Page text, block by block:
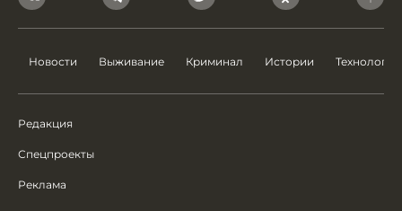
Новости Выживание Криминал Истории Технологии
Редакция
Спецпроекты
Реклама